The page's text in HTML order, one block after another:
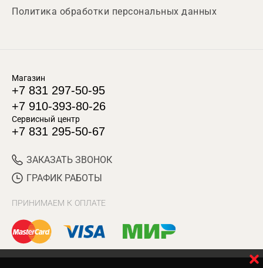
Политика обработки персональных данных
Магазин
+7 831 297-50-95
+7 910-393-80-26
Сервисный центр
+7 831 295-50-67
ЗАКАЗАТЬ ЗВОНОК
ГРАФИК РАБОТЫ
ПРИНИМАЕМ К ОПЛАТЕ